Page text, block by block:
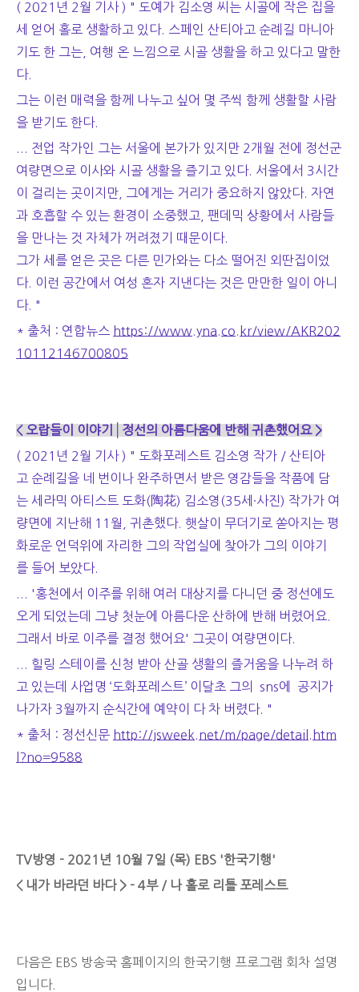
( 2021년 2월 기사 ) " 도예가 김소영 씨는 시골에 작은 집을
세 얻어 홀로 생활하고 있다. 스페인 산티아고 순례길 마니아
기도 한 그는, 여행 온 느낌으로 시골 생활을 하고 있다고 말한
다.
그는 이런 매력을 함께 나누고 싶어 몇 주씩 함께 생활할 사람
을 받기도 한다.
... 전업 작가인 그는 서울에 본가가 있지만 2개월 전에 정선군
여량면으로 이사와 시골 생활을 즐기고 있다. 서울에서 3시간
이 걸리는 곳이지만, 그에게는 거리가 중요하지 않았다. 자연
과 호흡할 수 있는 환경이 소중했고, 팬데믹 상황에서 사람들
을 만나는 것 자체가 꺼려졌기 때문이다.
그가 세를 얻은 곳은 다른 민가와는 다소 떨어진 외딴집이었
다. 이런 공간에서 여성 혼자 지낸다는 것은 만만한 일이 아니
다. "
* 출처 : 연합뉴스 https://www.yna.co.kr/view/AKR202
10112146700805
< 오랍들이 이야기│정선의 아름다움에 반해 귀촌했어요 >
( 2021년 2월 기사 ) " 도화포레스트 김소영 작가 / 산티아
고 순례길을 네 번이나 완주하면서 받은 영감들을 작품에 담
는 세라믹 아티스트 도화(陶花) 김소영(35세·사진) 작가가 여
량면에 지난해 11월, 귀촌했다. 햇살이 무더기로 쏟아지는 평
화로운 언덕위에 자리한 그의 작업실에 찾아가 그의 이야기
를 들어 보았다.
... '홍천에서 이주를 위해 여러 대상지를 다니던 중 정선에도
오게 되었는데 그냥 첫눈에 아름다운 산하에 반해 버렸어요.
그래서 바로 이주를 결정 했어요' 그곳이 여량면이다.
... 힐링 스테이를 신청 받아 산골 생활의 즐거움을 나누려 하
고 있는데 사업명 ‘도화포레스트’ 이달초 그의 sns에 공지가
나가자 3월까지 순식간에 예약이 다 차 버렸다. "
* 출처 : 정선신문 http://jsweek.net/m/page/detail.htm
l?no=9588
TV방영 - 2021년 10월 7일 (목) EBS '한국기행'
< 내가 바라던 바다 > - 4부 / 나 홀로 리틀 포레스트
다음은 EBS 방송국 홈페이지의 한국기행 프로그램 회차 설명
입니다.